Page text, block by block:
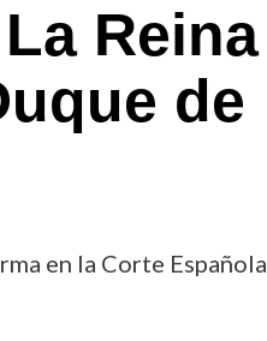
Reina
de
en la Corte Española